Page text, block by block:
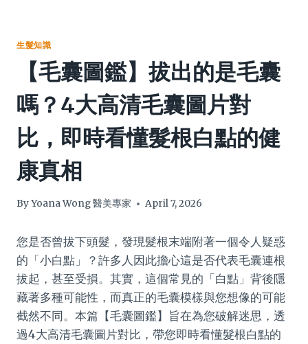
生髮知識
【毛囊圖鑑】拔出的是毛囊
嗎？4大高清毛囊圖片對
比，即時看懂髮根白點的健
康真相
ByYoana Wong 醫美專家 April 7, 2026
您是否曾拔下頭髮，發現髮根末端附著一個令人疑惑
的「小白點」？許多人因此擔心這是否代表毛囊連根
拔起，甚至受損。其實，這個常見的「白點」背後隱
藏著多種可能性，而真正的毛囊模樣與您想像的可能
截然不同。本篇【毛囊圖鑑】旨在為您破解迷思，透
過4大高清毛囊圖片對比，帶您即時看懂髮根白點的